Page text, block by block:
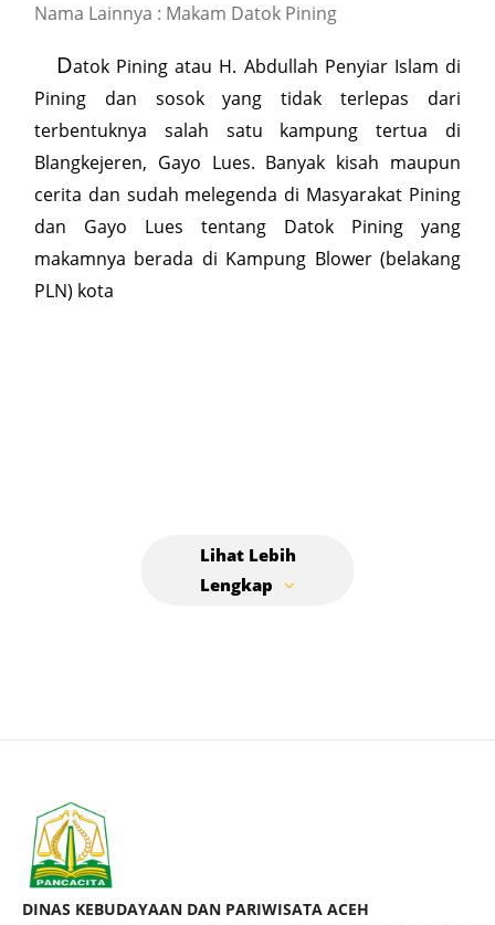
Nama Lainnya : Makam Datok Pining
Datok Pining atau H. Abdullah Penyiar Islam di
Pining dan sosok yang tidak terlepas dari
terbentuknya salah satu kampung tertua di
Blangkejeren, Gayo Lues. Banyak kisah maupun
cerita dan sudah melegenda di Masyarakat Pining
dan Gayo Lues tentang Datok Pining yang
makamnya berada di Kampung Blower (belakang
PLN) kota
DINAS KEBUDAYAAN DAN PARIWISATA ACEH